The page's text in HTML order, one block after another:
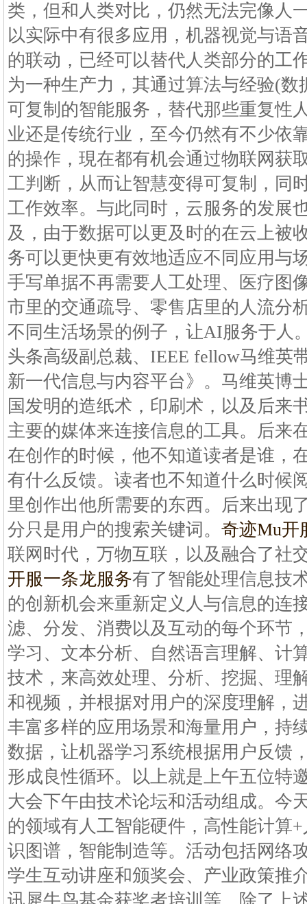
类，但和人类对比，仍然无法完像人
以实际中有很多应用，机器视觉与语
的联动，已经可以替代人类部分的工
为一种生产力，其通过算法与经验(
可复制的智能服务，替代那些重复性
业还是传统行业，至今仍然有不少依
的操作，現在都有机会通过物联网获
工判断，从而让智慧变得可复制，同
工作效率。与此同时，云服务的发展
及，由于数据可以更及时的在云上被
务可以更快更有效地适应不同应用与
手写单据不再需要人工处理、医疗图
市里的交通疏导、零售店里的人流分
不同生活场景的例子，让AI服务于人
头条高级副总裁、IEEE fellow马维英
新一代信息与内容平台》。马维英博
国发明的造纸术，印刷术，以及后来
主要的媒体来连接信息的工具。后来
在创作的时候，他不知道读者是谁，
有什么反馈。读者也不知道什么时候
里创作出他所需要的东西。后来出现
分只是用户的搜索关键词。 奇迹Mu开
联网时代，万物互联，以及融合了社
开服一条龙服务有了智能处理信息技
的创新机会来重新定义人与信息的连
滤、分发、消费以及互动的每个环节
学习、文本分析、自然语言理解、计
技术，来高效处理、分析、挖掘、理
和视频，并根据对用户的深度理解，
丰富多样的应用场景和海量用户，持
数据，让机器学习系统根据用户反馈
形成良性循环。以上就是上午五位特
大会下午由技术论坛和活动组成。今
的领域有人工智能硬件，高性能计算
识图谱，智能制造等。活动包括网络
学生互动讲座和颁奖会、产业政策推